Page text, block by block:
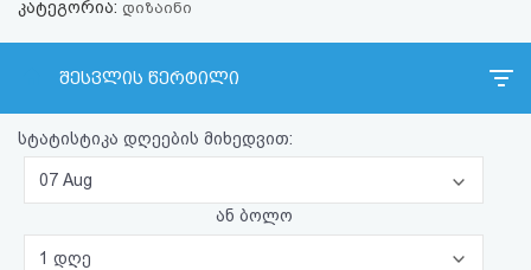
კითხვა-
პასუხი
ავტორიზაცია
კატეგორია: დიზაინი
შესვლის წერტილი
სტატისტიკა დღეების მიხედვით:
07 Aug
ან ბოლო
1 დღე